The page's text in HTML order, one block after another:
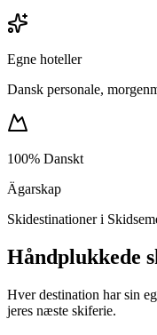
Egne hoteller
Dansk personale,
100% Danskt
Ägarskap
Skidestinationer i
Håndplukkede
Hver destination har sin
jeres næste skiferie.